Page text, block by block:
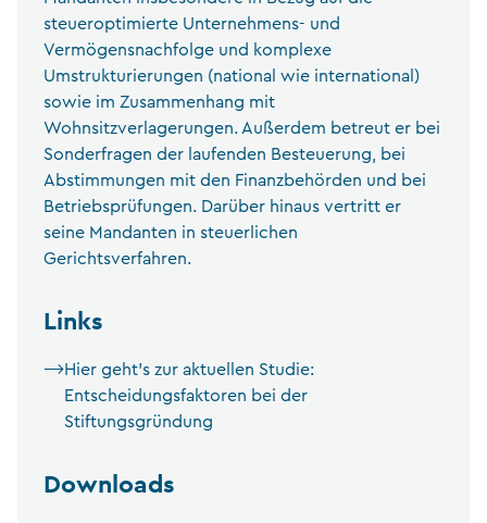
steueroptimierte Unternehmens- und
Vermögensnachfolge und komplexe
Umstrukturierungen (national wie international)
sowie im Zusammenhang mit
Wohnsitzverlagerungen. Außerdem betreut er bei
Sonderfragen der laufenden Besteuerung, bei
Abstimmungen mit den Finanzbehörden und bei
Betriebsprüfungen. Darüber hinaus vertritt er
seine Mandanten in steuerlichen
Gerichtsverfahren.
Links
Hier geht's zur aktuellen Studie:
Entscheidungsfaktoren bei der
Stiftungsgründung
Downloads